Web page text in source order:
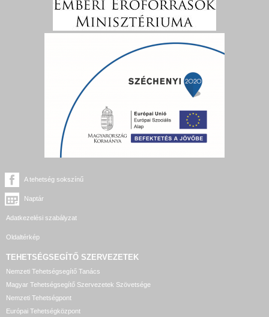
A tehetség sokszínű
Naptár
Adatkezelési szabályzat
Oldaltérkép
TEHETSÉGSEGÍTŐ SZERVEZETEK
Nemzeti Tehetségsegítő Tanács
Magyar Tehetségsegítő Szervezetek Szövetsége
Nemzeti Tehetségpont
Európai Tehetségközpont